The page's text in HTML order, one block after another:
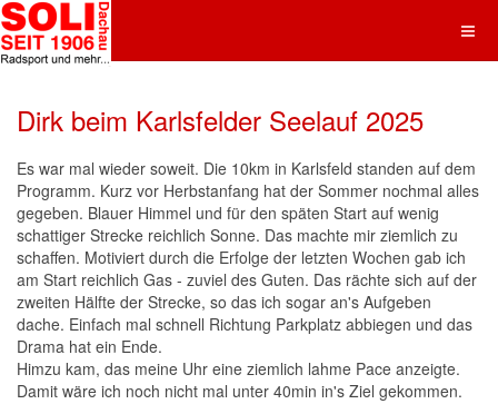
Dirk beim Karlsfelder Seelauf 2025
Es war mal wieder soweit. Die 10km in Karlsfeld standen auf dem
Programm. Kurz vor Herbstanfang hat der Sommer nochmal alles
gegeben. Blauer Himmel und für den späten Start auf wenig
schattiger Strecke reichlich Sonne. Das machte mir ziemlich zu
schaffen. Motiviert durch die Erfolge der letzten Wochen gab ich
am Start reichlich Gas - zuviel des Guten. Das rächte sich auf der
zweiten Hälfte der Strecke, so das ich sogar an's Aufgeben
dache. Einfach mal schnell Richtung Parkplatz abbiegen und das
Drama hat ein Ende.
Himzu kam, das meine Uhr eine ziemlich lahme Pace anzeigte.
Damit wäre ich noch nicht mal unter 40min in's Ziel gekommen.